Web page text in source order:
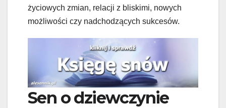
życiowych zmian, relacji z bliskimi, nowych
możliwości czy nadchodzących sukcesów.
Sen o dziewczynie